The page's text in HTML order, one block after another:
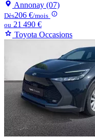
Annonay (07)
Dès206 €/mois
ou 21 490 €
Toyota Occasions